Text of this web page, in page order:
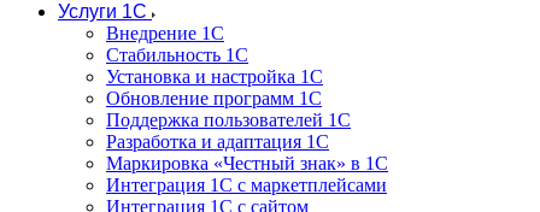
Услуги 1С
Внедрение 1С
Стабильность 1С
Установка и настройка 1С
Обновление программ 1С
Поддержка пользователей 1С
Разработка и адаптация 1С
Маркировка «Честный знак» в 1С
Интеграция 1С с маркетплейсами
Интеграция 1С с сайтом